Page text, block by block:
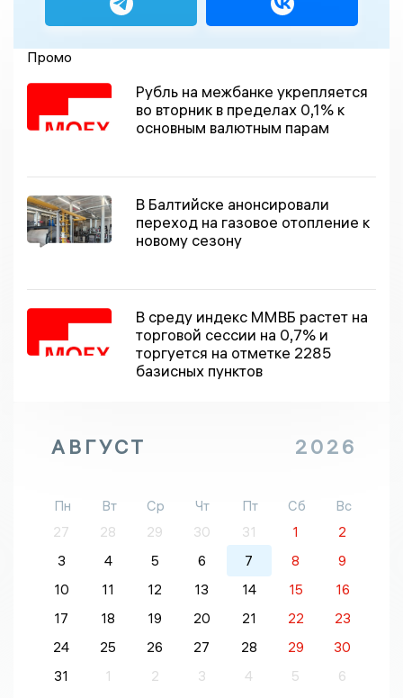
Промо
Рубль на межбанке укрепляется
во вторник в пределах 0,1% к
основным валютным парам
В Балтийске анонсировали
переход на газовое отопление к
новому сезону
В среду индекс ММВБ растет на
торговой сессии на 0,7% и
торгуется на отметке 2285
базисных пунктов
АВГУСТ 2026
Пн Вт Ср Чт Пт Сб
Вс
27
28 29 30 31 1
2
3
4 5 6 7 8
9
10
11 12 13 14 15
16
17
18 19 20 21 22
23
24
25 26 27 28 29
30
31
1 2 3 4 5 6